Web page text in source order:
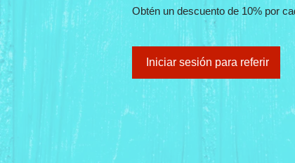
Obtén un descuento de 10% por
Iniciar sesión para referir